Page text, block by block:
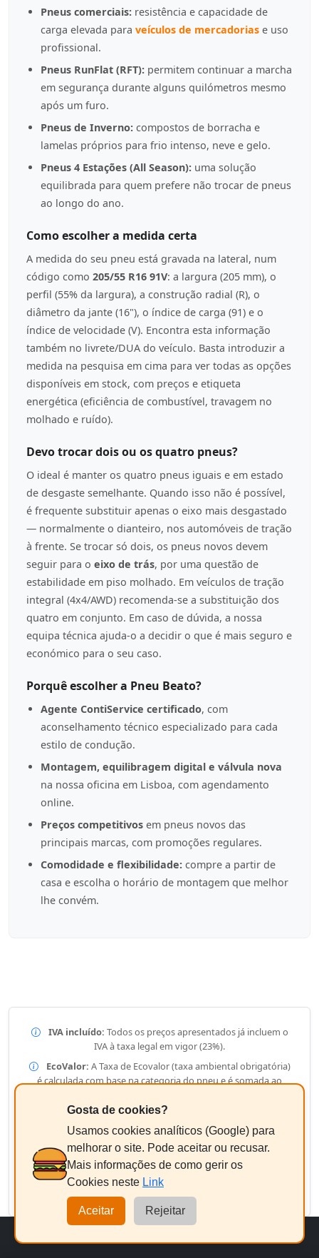
Pneus comerciais: resistência e capacidade de
carga elevada para veículos de mercadorias e uso
profissional.
Pneus RunFlat (RFT): permitem continuar a marcha
em segurança durante alguns quilómetros mesmo
após um furo.
Pneus de Inverno: compostos de borracha e
lamelas próprios para frio intenso, neve e gelo.
Pneus 4 Estações (All Season): uma solução
equilibrada para quem prefere não trocar de pneus
ao longo do ano.
Como escolher a medida certa
A medida do seu pneu está gravada na lateral, num
código como 205/55 R16 91V: a largura (205 mm), o
perfil (55% da largura), a construção radial (R), o
diâmetro da jante (16"), o índice de carga (91) e o
índice de velocidade (V). Encontra esta informação
também no livrete/DUA do veículo. Basta introduzir a
medida na pesquisa em cima para ver todas as opções
disponíveis em stock, com preços e etiqueta
energética (eficiência de combustível, travagem no
molhado e ruído).
Devo trocar dois ou os quatro pneus?
O ideal é manter os quatro pneus iguais e em estado
de desgaste semelhante. Quando isso não é possível,
é frequente substituir apenas o eixo mais desgastado
— normalmente o dianteiro, nos automóveis de tração
à frente. Se trocar só dois, os pneus novos devem
seguir para o eixo de trás, por uma questão de
estabilidade em piso molhado. Em veículos de tração
integral (4x4/AWD) recomenda-se a substituição dos
quatro em conjunto. Em caso de dúvida, a nossa
equipa técnica ajuda-o a decidir o que é mais seguro e
económico para o seu caso.
Porquê escolher a Pneu Beato?
Agente ContiService certificado, com
aconselhamento técnico especializado para cada
estilo de condução.
Montagem, equilibragem digital e válvula nova
na nossa oficina em Lisboa, com agendamento
online.
Preços competitivos em pneus novos das
principais marcas, com promoções regulares.
Comodidade e flexibilidade: compre a partir de
casa e escolha o horário de montagem que melhor
lhe convém.
IVA incluído: Todos os preços apresentados já incluem o
IVA à taxa legal em vigor (23%).
EcoValor: A Taxa de Ecovalor (taxa ambiental obrigatória)
é calculada com base na categoria do pneu e é somada ao
Imagens:As fotos apresentadas são meramente
ilustrativas (Imagens Genéricas). O desenho do rasto e a lateral
podem variar consoante a medida.
Stock:Os preços e disponibilidade estão sujeitos a
confirmação final por parte da nossa equipa técnica após o
envio do pedido.
Gosta de cookies?
Usamos cookies analíticos (Google) para
melhorar o site. Pode aceitar ou recusar.
Mais informações de como gerir os
Cookies neste Link
Aceitar Rejeitar